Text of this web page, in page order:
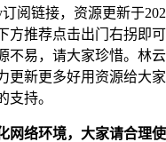
订阅链接，资源更新于
方推荐点击出门右拐即
不易，请大家珍惜。林云
更新更多好用资源给大
支持。
网络环境，大家请合理